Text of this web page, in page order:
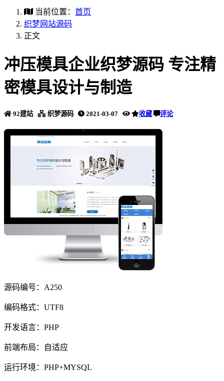
当前位置： 首页
织梦网站源码
正文
冲压模具企业织梦源码 专注精
密模具设计与制造
92建站 织梦源码 2021-03-07 收藏 评论
源码编号：A250
编码格式：UTF8
开发语言：PHP
前端布局：自适应
运行环境：PHP+MYSQL